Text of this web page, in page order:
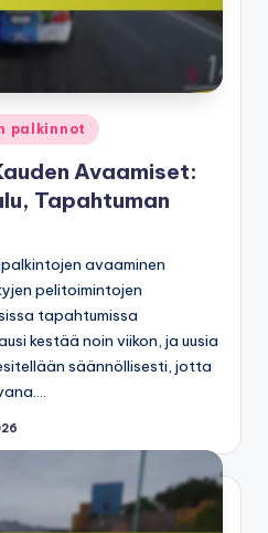
palkinnot
Avaamiset:
Tapahtuman
avaaminen
pelitoimintojen
tapahtumissa
kestää noin viikon, ja uusia
säännöllisesti, jotta